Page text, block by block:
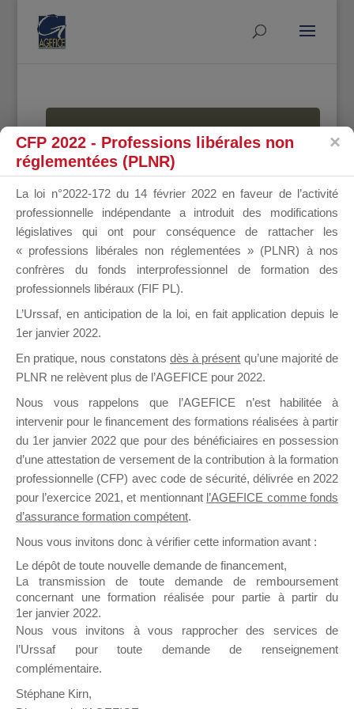
MALLETTE
DU
DIRIGEANT
Groupe Public
il y a un mois
Ce groupe est destiné aux Organismes de
Formation qui souhaitent répondre à l’Appel à
Propositions Mallette du Dirigeant.
sur lequel il est possible de laisser un message
ou poser une question.
NB : Il est nécessaire d’être
pouvoir rejoindre ce groupe
CFP 2022 - Professions libérales non
réglementées (PLNR)
La loi n°2022-172 du 14 février 2022 en faveur de l’activité
professionnelle indépendante a introduit des modifications
législatives qui ont pour conséquence de rattacher les
« professions libérales non réglementées » (PLNR) à nos
confrères du fonds interprofessionnel de formation des
professionnels libéraux (FIF PL).
L’Urssaf, en anticipation de la loi, en fait application depuis le
1er janvier 2022.
En pratique, nous constatons dès à présent qu’une majorité de
PLNR ne relèvent plus de l’AGEFICE pour 2022.
Nous vous rappelons que l’AGEFICE n’est habilitée à
intervenir pour le financement des formations réalisées à partir
du 1er janvier 2022 que pour des bénéficiaires en possession
d’une attestation de versement de la contribution à la formation
professionnelle (CFP) avec code de sécurité, délivrée en 2022
pour l’exercice 2021, et mentionnant l’AGEFICE comme fonds
d’assurance formation compétent.
Nous vous invitons donc à vérifier cette information avant :
Le dépôt de toute nouvelle demande de financement,
La transmission de toute demande de remboursement
concernant une formation réalisée pour partie à partir du
1er janvier 2022.
Nous vous invitons à vous rapprocher des services de
l’Urssaf pour toute demande de renseignement
complémentaire.
Stéphane Kirn,